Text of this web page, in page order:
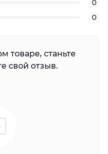
0
0
товаре, станьте
свой отзыв.